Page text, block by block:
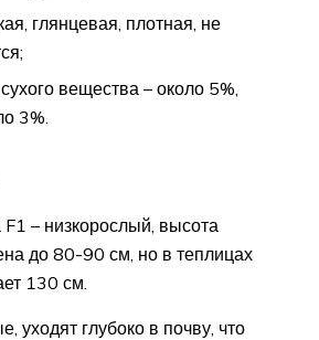
глянцевая, плотная, не
вещества – около 5%,
3%.
– низкорослый, высота
до 80-90 см, но в теплицах
130 см.
уходят глубоко в почву, что